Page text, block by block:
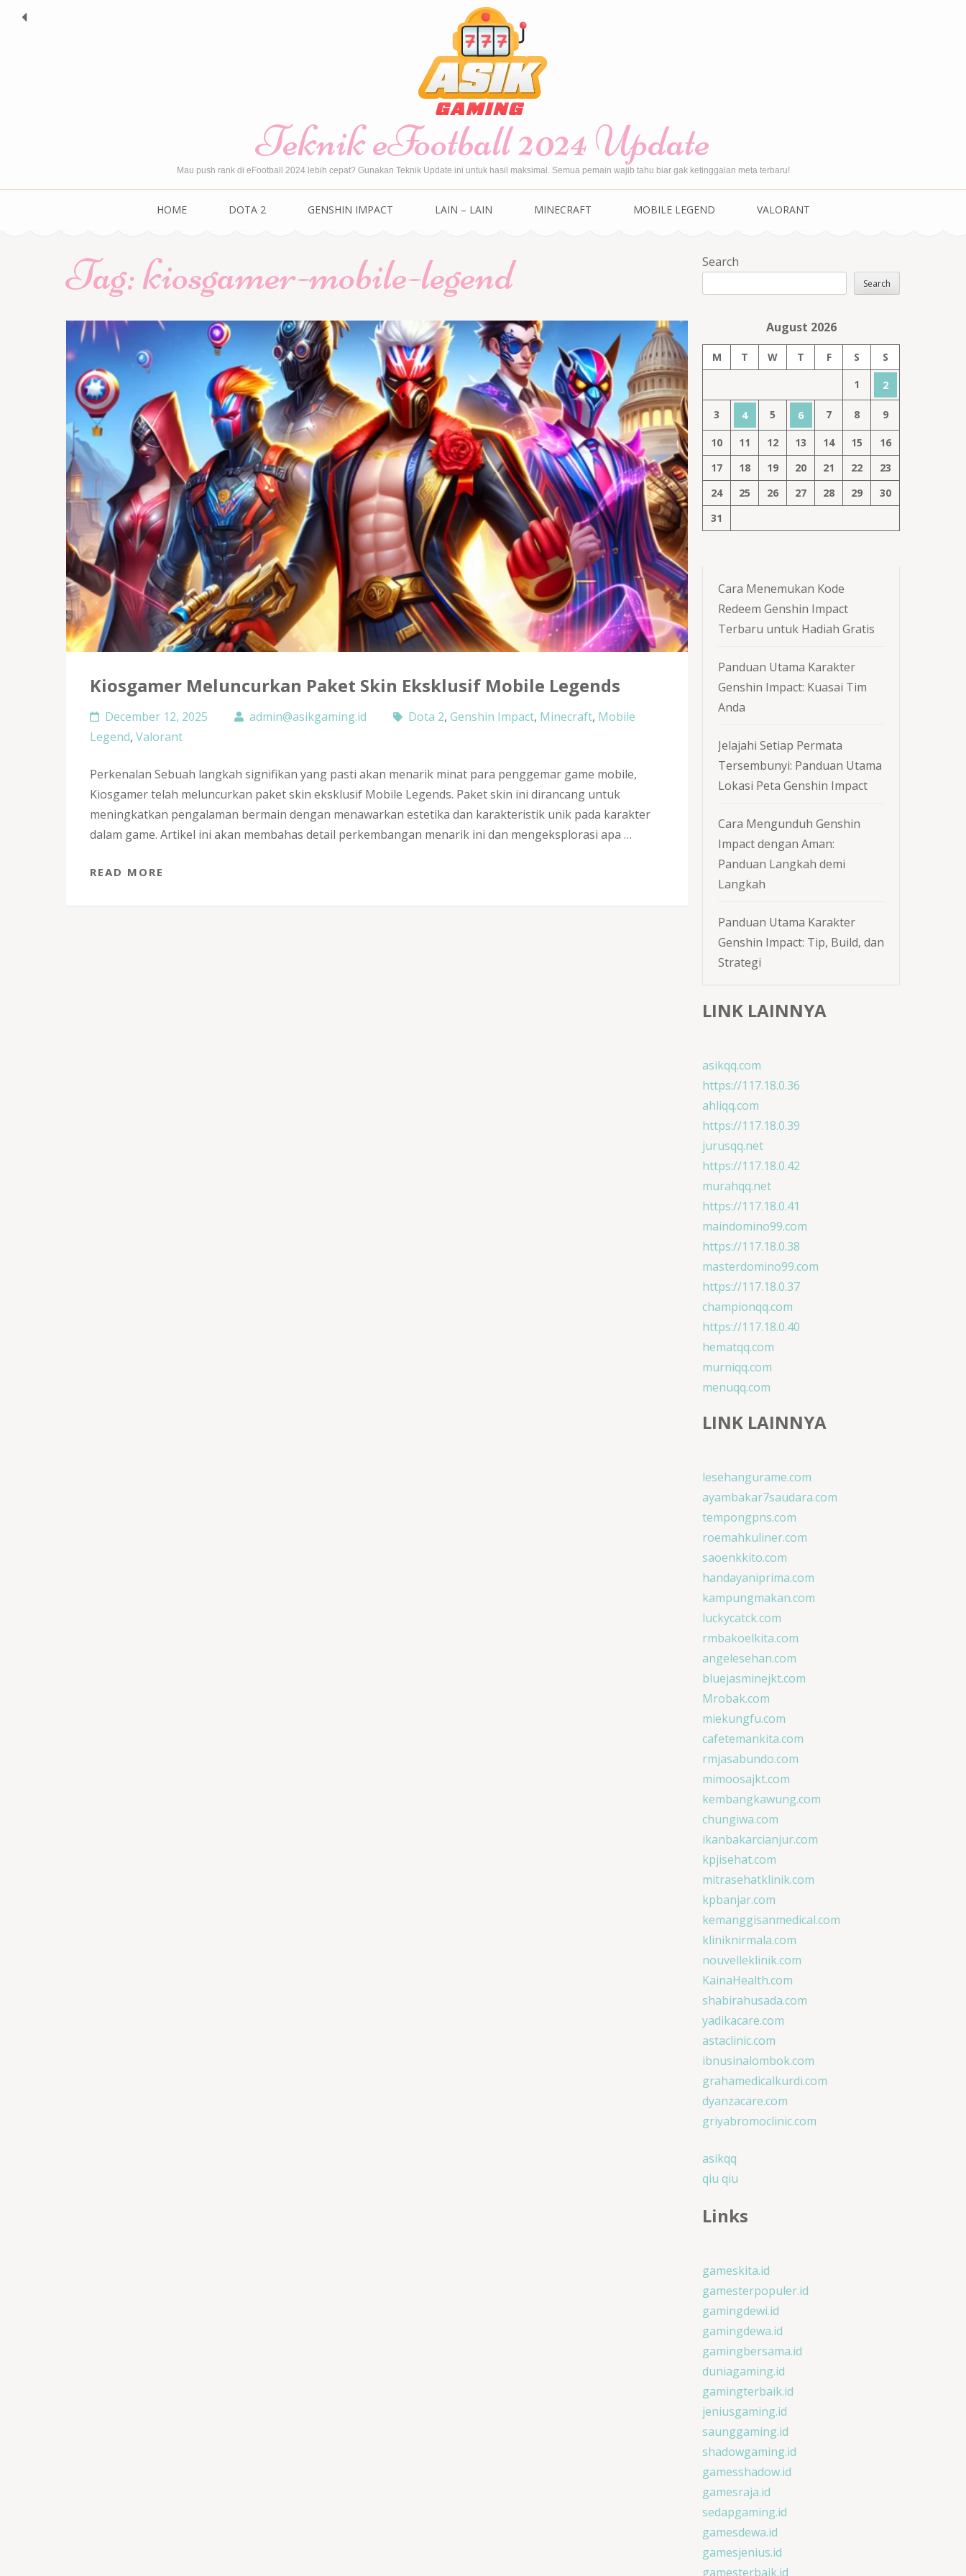
Teknik eFootball 2024 Update
Mau push rank di eFootball 2024 lebih cepat? Gunakan Teknik Update ini untuk hasil maksimal. Semua pemain wajib tahu biar gak ketinggalan meta terbaru!
HOME DOTA 2 GENSHIN IMPACT LAIN – LAIN MINECRAFT MOBILE LEGEND VALORANT
Tag:kiosgamer-mobile-legend
Kiosgamer Meluncurkan Paket Skin Eksklusif Mobile Legends
December 12, 2025 admin@asikgaming.id Dota 2, Genshin Impact, Minecraft, Mobile
Legend, Valorant
Perkenalan Sebuah langkah signifikan yang pasti akan menarik minat para penggemar game mobile,
Kiosgamer telah meluncurkan paket skin eksklusif Mobile Legends. Paket skin ini dirancang untuk
meningkatkan pengalaman bermain dengan menawarkan estetika dan karakteristik unik pada karakter
dalam game. Artikel ini akan membahas detail perkembangan menarik ini dan mengeksplorasi apa …
READ MORE
Search
Search
August 2026
M T W T F S
S
1
2
3 4 5 6 7 8 9
10 11 12 13 14 15
16
17
18 19 20 21 22
23
24
25 26 27 28 29
30
31
Cara Menemukan Kode
Redeem Genshin Impact
Terbaru untuk Hadiah Gratis
Panduan Utama Karakter
Genshin Impact: Kuasai Tim
Anda
Jelajahi Setiap Permata
Tersembunyi: Panduan Utama
Lokasi Peta Genshin Impact
Cara Mengunduh Genshin
Impact dengan Aman:
Panduan Langkah demi
Langkah
Panduan Utama Karakter
Genshin Impact: Tip, Build, dan
Strategi
LINK LAINNYA
asikqq.com
https://117.18.0.36
ahliqq.com
https://117.18.0.39
jurusqq.net
https://117.18.0.42
murahqq.net
https://117.18.0.41
maindomino99.com
https://117.18.0.38
masterdomino99.com
https://117.18.0.37
championqq.com
https://117.18.0.40
hematqq.com
murniqq.com
menuqq.com
LINK LAINNYA
lesehangurame.com
ayambakar7saudara.com
tempongpns.com
roemahkuliner.com
saoenkkito.com
handayaniprima.com
kampungmakan.com
luckycatck.com
rmbakoelkita.com
angelesehan.com
bluejasminejkt.com
Mrobak.com
miekungfu.com
cafetemankita.com
rmjasabundo.com
mimoosajkt.com
kembangkawung.com
chungiwa.com
ikanbakarcianjur.com
kpjisehat.com
mitrasehatklinik.com
kpbanjar.com
kemanggisanmedical.com
kliniknirmala.com
nouvelleklinik.com
KainaHealth.com
shabirahusada.com
yadikacare.com
astaclinic.com
ibnusinalombok.com
grahamedicalkurdi.com
dyanzacare.com
griyabromoclinic.com
asikqq
qiu qiu
Links
gameskita.id
gamesterpopuler.id
gamingdewi.id
gamingdewa.id
gamingbersama.id
duniagaming.id
gamingterbaik.id
jeniusgaming.id
saunggaming.id
shadowgaming.id
gamesshadow.id
gamesraja.id
sedapgaming.id
gamesdewa.id
gamesjenius.id
gamesterbaik.id